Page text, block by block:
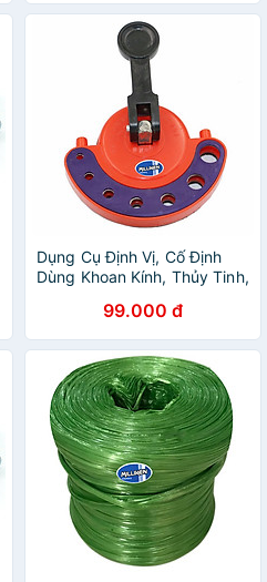
Dụng Cụ Định Vị, Cố Định
Dùng Khoan Kính, Thủy Tinh,
99.000 đ